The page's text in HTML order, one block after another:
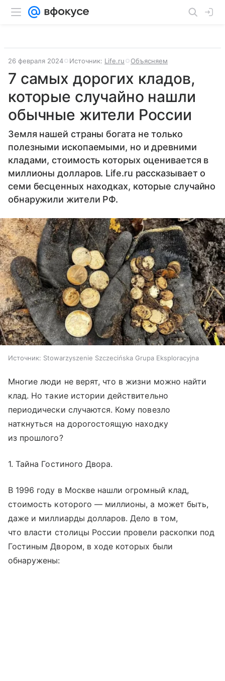
26 февраля 2024 Источник: Life.ru Объясняем
7 самых дорогих кладов,
которые случайно нашли
обычные жители России
Земля нашей страны богата не только
полезными ископаемыми, но и древними
кладами, стоимость которых оценивается в
миллионы долларов. Life.ru рассказывает о
семи бесценных находках, которые случайно
обнаружили жители РФ.
Источник: Stowarzyszenie Szczecińska Grupa Eksploracyjna
Многие люди не верят, что в жизни можно найти
клад. Но такие истории действительно
периодически случаются. Кому повезло
наткнуться на дорогостоящую находку
из прошлого?
1. Тайна Гостиного Двора.
В 1996 году в Москве нашли огромный клад,
стоимость которого — миллионы, а может быть,
даже и миллиарды долларов. Дело в том,
что власти столицы России провели раскопки под
Гостиным Двором, в ходе которых были
обнаружены: